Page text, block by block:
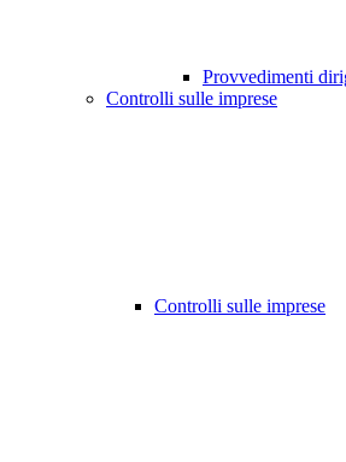
Provvedimenti
Controlli sulle imprese
Controlli sulle imprese